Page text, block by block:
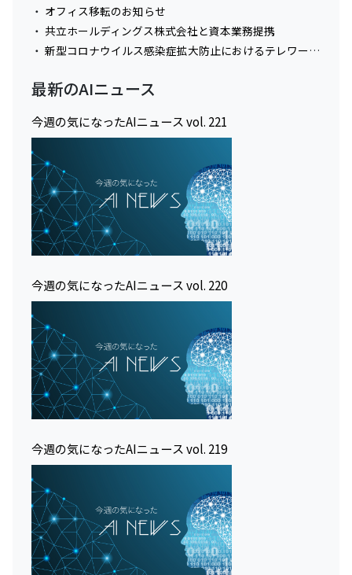
オフィス移転のお知らせ
共立ホールディングス株式会社と資本業務提携
新型コロナウイルス感染症拡大防止におけるテレワーク実施に関してのお知らせ
最新のAIニュース
今週の気になったAIニュース vol. 221
今週の気になったAIニュース vol. 220
今週の気になったAIニュース vol. 219